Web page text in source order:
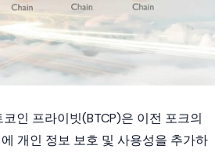
인 프라이빗(BTCP)은 이전 포크의
에 개인 정보 보호 및 사용성을 추가하